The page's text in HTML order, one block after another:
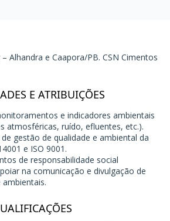
Alhandra e Caapora/PB. CSN Cimentos
E ATRIBUIÇÕES
e indicadores ambientais
atmosféricas, ruído, efluentes, etc.).
gestão de qualidade e ambiental da
e ISO 9001.
de responsabilidade social
na comunicação e divulgação de